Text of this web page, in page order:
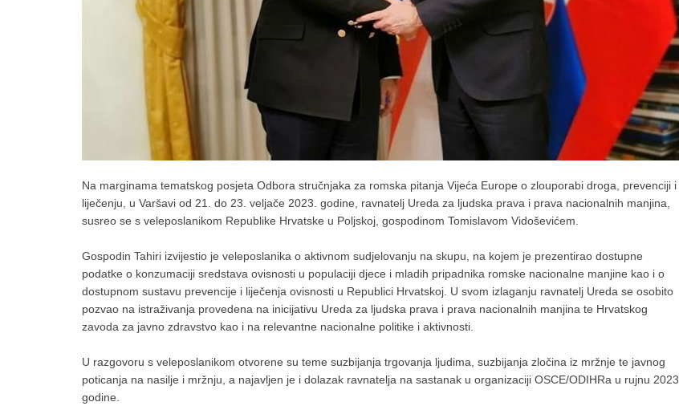
Na marginama tematskog posjeta Odbora stručnjaka za romska pitanja Vijeća Europe o zlouporabi droga, prevenciji i
liječenju, u Varšavi od 21. do 23. veljače 2023. godine, ravnatelj Ureda za ljudska prava i prava nacionalnih manjina,
susreo se s veleposlanikom Republike Hrvatske u Poljskoj, gospodinom Tomislavom Vidoševićem.
Gospodin Tahiri izvijestio je veleposlanika o aktivnom sudjelovanju na skupu, na kojem je prezentirao dostupne
podatke o konzumaciji sredstava ovisnosti u populaciji djece i mladih pripadnika romske nacionalne manjine kao i o
dostupnom sustavu prevencije i liječenja ovisnosti u Republici Hrvatskoj. U svom izlaganju ravnatelj Ureda se osobito
pozvao na istraživanja provedena na inicijativu Ureda za ljudska prava i prava nacionalnih manjina te Hrvatskog
zavoda za javno zdravstvo kao i na relevantne nacionalne politike i aktivnosti.
U razgovoru s veleposlanikom otvorene su teme suzbijanja trgovanja ljudima, suzbijanja zločina iz mržnje te javnog
poticanja na nasilje i mržnju, a najavljen je i dolazak ravnatelja na sastanak u organizaciji OSCE/ODIHRa u rujnu 2023.
godine.